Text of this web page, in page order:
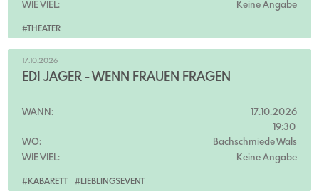
#THEATER
WIE VIEL:
Keine Angabe
#KABARETT #LIEBLINGSEVENT
17.10.2026
EDI JÄGER - WENN FRAUEN FRAGEN
WANN:
17.10.2026
19:30
WO:
Bachschmiede Wals
WIE VIEL:
Keine Angabe